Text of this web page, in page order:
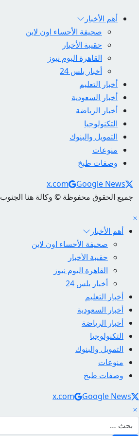
أهم الأخبار
صحيفة الأحساء اون لاين
حقيبة الأخبار
القاهرة اليوم نيوز
أخبار بلس 24
أخبار التعليم
أخبار السعودية
أخبار الرياضة
التكنولوجيا
التمويل والبنوك
منوعات
وصفات طبخ
Social Links
x.com
Google News
جميع الحقوق محفوظة © وكالة هنا الجنوب 2026
أهم الأخبار
صحيفة الأحساء اون لاين
حقيبة الأخبار
القاهرة اليوم نيوز
أخبار بلس 24
أخبار التعليم
أخبار السعودية
أخبار الرياضة
التكنولوجيا
التمويل والبنوك
منوعات
وصفات طبخ
Social Links
x.com Google News
البحث عن: